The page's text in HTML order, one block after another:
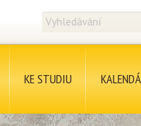
KE STUDIU